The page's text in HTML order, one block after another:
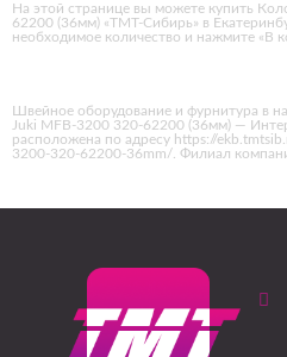
На этой странице вы можете купить
62200 (36мм) «ТМТ-Сибирь» в
необходимое количество и нажмите «В
Швейное оборудование и фурнитура в
Juki MFB-3200 320-62200 (36мм) —
расположена по адресу https://
3200-320-62200-36mm/. Филиал